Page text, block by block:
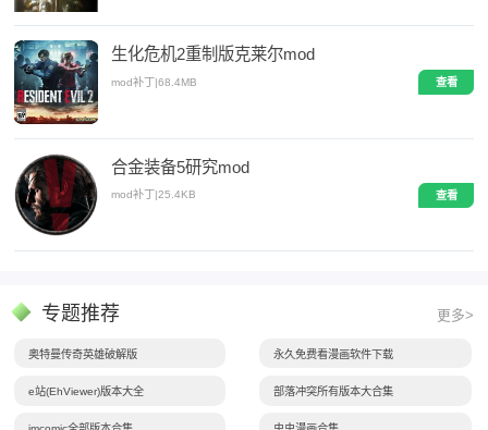
生化危机2重制版克莱尔mod
mod补丁|68.4MB 查看
合金装备5研究mod
mod补丁|25.4KB 查看
专题推荐 更多>
奥特曼传奇英雄破解版 永久免费看漫画软件下载
e站(EhViewer)版本大全 部落冲突所有版本大合集